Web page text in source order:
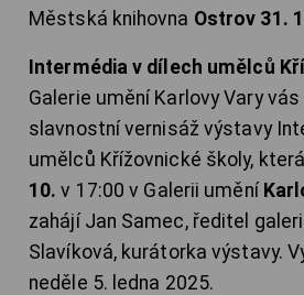
Městská knihovna Ostrov 31.
Intermédia v dílech umělců
Galerie umění Karlovy Vary
slavnostní vernisáž výstavy
umělců Křížovnické školy,
10. v 17:00 v Galerii umění
zahájí Jan Samec, ředitel
Slavíková, kurátorka výstavy.
neděle 5. ledna 2025.